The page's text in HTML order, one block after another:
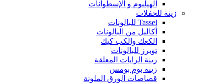
الهيليوم و الإسطوانات
زينة للحفلات
Tassel للبالونات
أكاليل من البالونات
الكعك والكب كيك
توبرز للبالونات
زينة الرايات المعلقة
زينة بوم بومس
قصاصات الورق الملونة